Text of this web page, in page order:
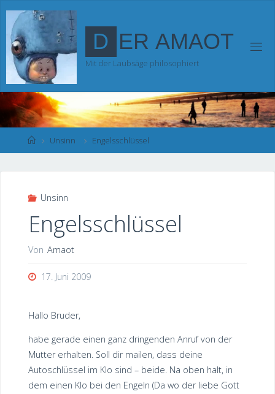
Inhalt
springen
D ER AMAOT
Mit der Laubsäge philosophiert
StartUnsinn Engelsschlüssel
Unsinn
Engelsschlüssel
Von Amaot
17. Juni 2009
Hallo Bruder,
habe gerade einen ganz dringenden Anruf von der
Mutter erhalten. Soll dir mailen, dass deine
Autoschlüssel im Klo sind – beide. Na oben halt, in
dem einen Klo bei den Engeln (Da wo der liebe Gott